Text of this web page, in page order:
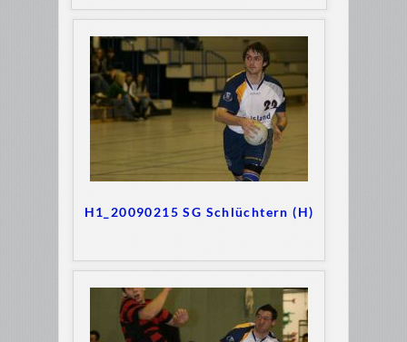
H1_20090215 SG Schlüchtern (H)